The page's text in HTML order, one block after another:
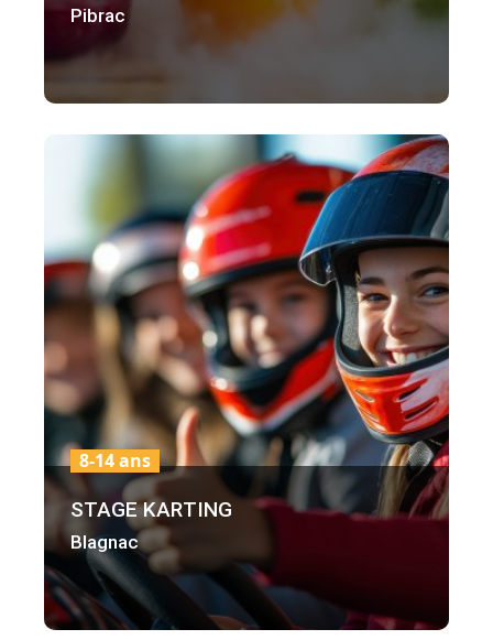
Pibrac
STAGE KARTING
Blagnac
8-14 ans